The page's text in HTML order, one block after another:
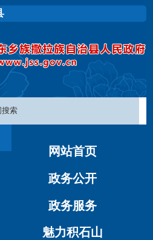
网站首页
政务公开
政务服务
魅力积石山